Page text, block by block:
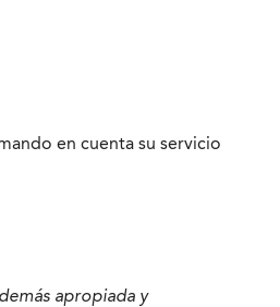
en cuenta su servicio
apropiada y